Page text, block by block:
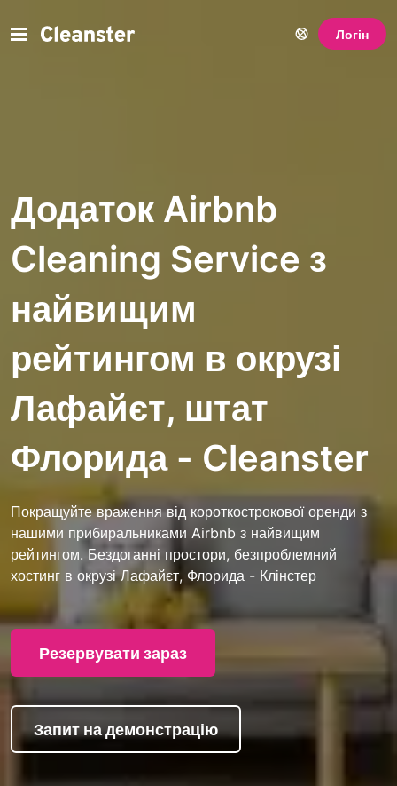
Логін
Додаток Airbnb
Cleaning Service з
найвищим
рейтингом в окрузі
Лафайєт, штат
Флорида - Cleanster
Покращуйте враження від короткострокової оренди з
нашими прибиральниками Airbnb з найвищим
рейтингом. Бездоганні простори, безпроблемний
хостинг в окрузі Лафайєт, Флорида - Клінстер
Резервувати зараз
Запит на демонстрацію